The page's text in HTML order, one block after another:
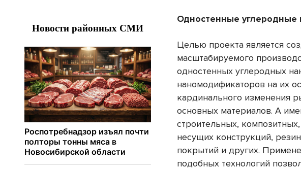
Одностенные углеродные
Целью проекта является
масштабируемого
одностенных углеродных
наномодификаторов на их
кардинального изменения
основных материалов. А
строительных,
несущих конструкций,
покрытий и других.
подобных технологий